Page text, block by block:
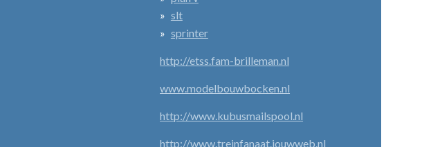
slt
sprinter
http://etss.fam-brilleman.nl
www.modelbouwbocken.nl
http://www.kubusmailspool.nl
http://www.treinfanaat.jouwweb.nl